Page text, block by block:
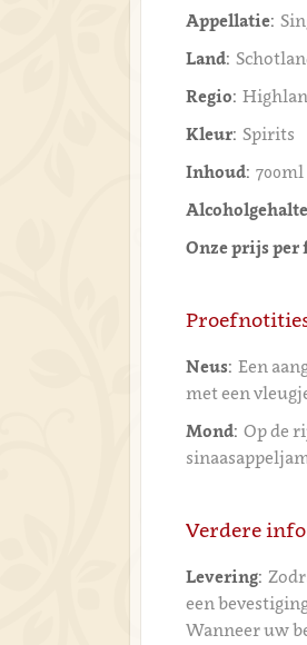
Appellatie:
Land:
Regio:
Kleur: Spirits
Inhoud: 700ml
Onze prijs per
Neus: Een
met een
Mond: Op de
Verdere info
Levering:
een
Wanneer uw